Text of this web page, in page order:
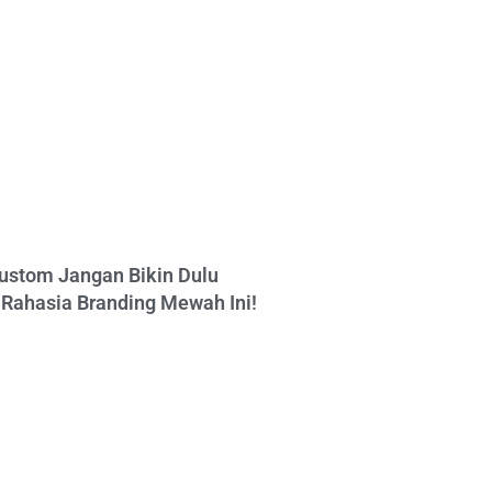
Jangan Bikin Dulu
Branding Mewah Ini!